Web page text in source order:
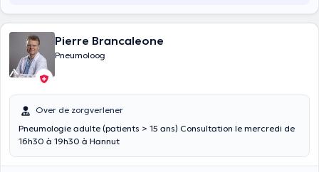
Pierre Brancaleone
Pneumoloog
Over de zorgverlener
Pneumologie adulte (patients > 15 ans) Consultation le mercredi de
16h30 à 19h30 à Hannut